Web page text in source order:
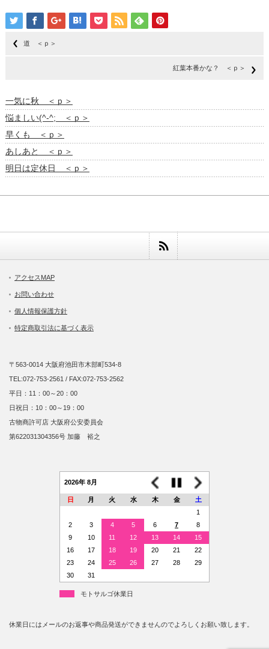
道 ＜ｐ＞
紅葉本番かな？ ＜ｐ＞
一気に秋 ＜ｐ＞
悩ましい(^-^; ＜ｐ＞
早くも ＜ｐ＞
あしあと ＜ｐ＞
明日は定休日 ＜ｐ＞
アクセスMAP
お問い合わせ
個人情報保護方針
特定商取引法に基づく表示
〒563-0014 大阪府池田市木部町534-8
TEL:072-753-2561 / FAX:072-753-2562
平日：11：00～20：00
日祝日：10：00～19：00
古物商許可店 大阪府公安委員会
第622031304356号 加藤 裕之
2026年 8月
日 月 火 水 木 金
土
1
2
3 4 5 6 7
8
9
10 11 12 13 14
15
16
17 18 19 20 21
22
23
24 25 26 27 28
29
30
31
モトサルゴ休業日
休業日にはメールのお返事や商品発送ができませんのでよろしくお願い致します。